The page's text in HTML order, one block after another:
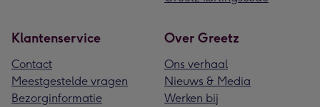
Klantenservice
Contact
Meestgestelde vragen
Bezorginformatie
Over Greetz
Ons verhaal
Nieuws & Media
Werken bij